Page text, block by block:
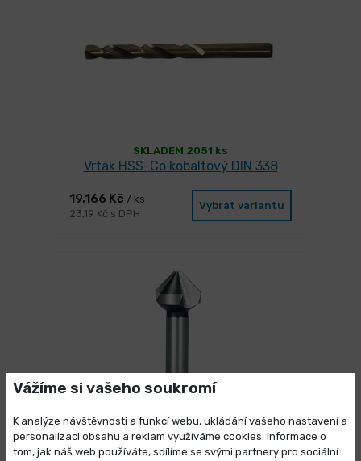
SKLADEM 2051 ks
Vrták HSS-Co kobaltový DIN 338
19,166 Kč / ks
23,19 Kč s DPH
Vybrat variantu
SKLADEM 42 ks
Záhlubník kuželový 90° 3-břitý HSS
Vážíme si vašeho soukromí
K analýze návštěvnosti a funkcí webu, ukládání vašeho nastavení a
personalizaci obsahu a reklam využíváme cookies. Informace o
tom, jak náš web používáte, sdílíme se svými partnery pro sociální